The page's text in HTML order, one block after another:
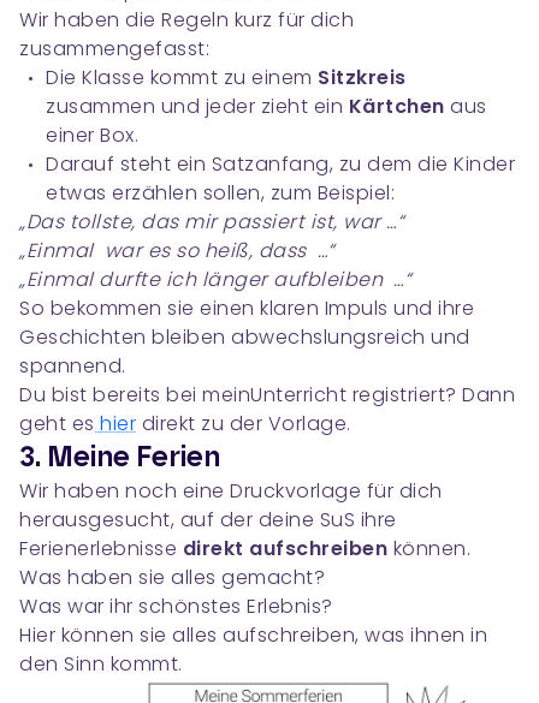
Wir haben die Regeln kurz für dich
zusammengefasst:
Die Klasse kommt zu einem Sitzkreis
zusammen und jeder zieht ein Kärtchen aus
einer Box.
Darauf steht ein Satzanfang, zu dem die Kinder
etwas erzählen sollen, zum Beispiel:
„Das tollste, das mir passiert ist, war …“
„Einmal war es so heiß, dass …“
„Einmal durfte ich länger aufbleiben …“
So bekommen sie einen klaren Impuls und ihre
Geschichten bleiben abwechslungsreich und
spannend.
Du bist bereits bei meinUnterricht registriert? Dann
geht es hier direkt zu der Vorlage.
3. Meine Ferien
Wir haben noch eine Druckvorlage für dich
herausgesucht, auf der deine SuS ihre
Ferienerlebnisse direkt aufschreiben können.
Was haben sie alles gemacht?
Was war ihr schönstes Erlebnis?
Hier können sie alles aufschreiben, was ihnen in
den Sinn kommt.